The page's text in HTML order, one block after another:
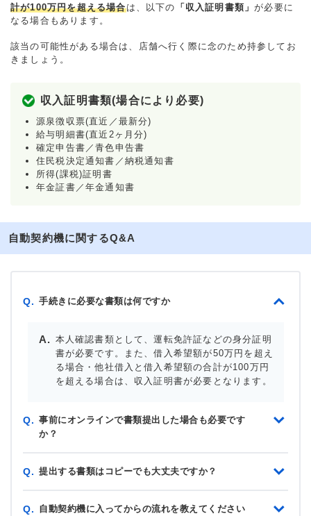
計が100万円を超える場合は、以下の 「収入証明書類」が必要に
なる場合もあります。
該当の可能性がある場合は、店舗へ行く際に念のため持参してお
きましょう。
収入証明書類(場合により必要)
源泉徴収票(直近／最新分)
給与明細書(直近2ヶ月分)
確定申告書／青色申告書
住民税決定通知書／納税通知書
所得(課税)証明書
年金証書／年金通知書
自動契約機に関するQ&A
Q. 手続きに必要な書類は何ですか
本人確認書類として、運転免許証などの身分証明
書が必要です。また、借入希望額が50万円を超え
る場合・他社借入と借入希望額の合計が100万円
を超える場合は、収入証明書が必要となります。
Q. 事前にオンラインで書類提出した場合も必要です
か？
Q. 提出する書類はコピーでも大丈夫ですか？
Q. 自動契約機に入ってからの流れを教えてください